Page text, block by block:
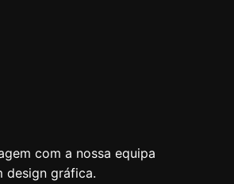
com a nossa equipa
design gráfica.